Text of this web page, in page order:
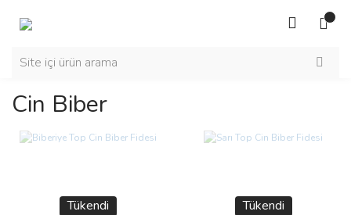
Cin Biber
Tükendi Tükendi